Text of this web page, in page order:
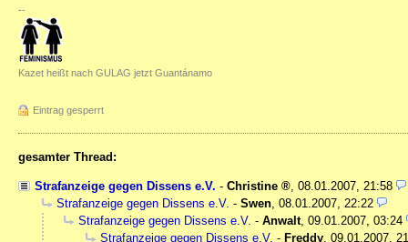
--
Kazet heißt nach GULAG jetzt Guantánamo
Eintrag gesperrt
gesamter Thread:
Strafanzeige gegen Dissens e.V. - Christine , 08.01.2007, 21:58
Strafanzeige gegen Dissens e.V. - Swen, 08.01.2007, 22:22
Strafanzeige gegen Dissens e.V. - Anwalt, 09.01.2007, 03:24
Strafanzeige gegen Dissens e.V. - Freddy, 09.01.2007,